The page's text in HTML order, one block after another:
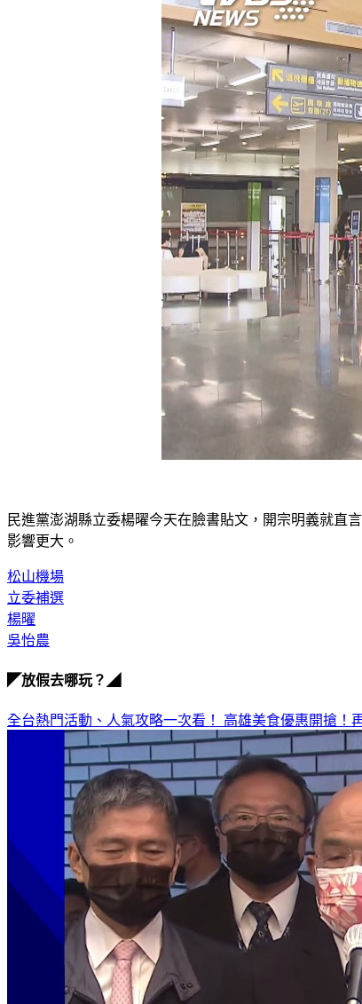
民進黨澎湖縣立委楊曜今天在臉書貼文，開宗明義就直
影響更大。
松山機場
立委補選
楊曜
吳怡農
◤放假去哪玩？◢
全台熱門活動、人氣攻略一次看！ 高雄美食優惠開搶！